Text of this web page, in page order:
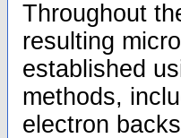
Throughout
resulting
established
methods,
electron